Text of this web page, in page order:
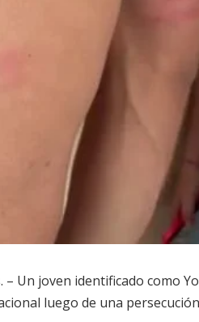
– Un joven identificado como
luego de una